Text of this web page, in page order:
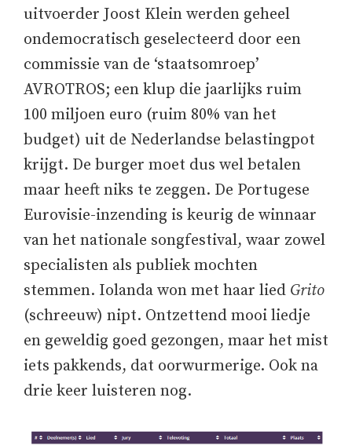
uitvoerder Joost Klein werden geheel
ondemocratisch geselecteerd door een
commissie van de ‘staatsomroep’
AVROTROS; een klup die jaarlijks ruim
100 miljoen euro (ruim 80% van het
budget) uit de Nederlandse belastingpot
krijgt. De burger moet dus wel betalen
maar heeft niks te zeggen. De Portugese
Eurovisie-inzending is keurig de winnaar
van het nationale songfestival, waar zowel
specialisten als publiek mochten
stemmen. Iolanda won met haar lied Grito
(schreeuw) nipt. Ontzettend mooi liedje
en geweldig goed gezongen, maar het mist
iets pakkends, dat oorwurmerige. Ook na
drie keer luisteren nog.